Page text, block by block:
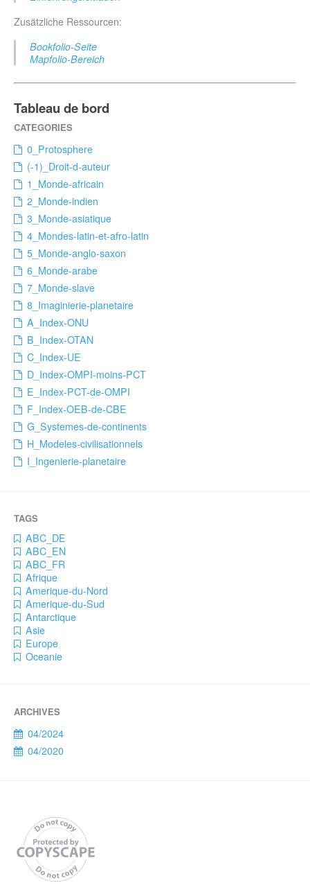
Zusätzliche Ressourcen:
Bookfolio-Seite
Mapfolio-Bereich
Tableau de bord
0_Protosphere
(-1)_Droit-d-auteur
1_Monde-africain
2_Monde-indien
3_Monde-asiatique
4_Mondes-latin-et-afro-latin
5_Monde-anglo-saxon
6_Monde-arabe
7_Monde-slave
8_Imaginierie-planetaire
A_Index-ONU
B_Index-OTAN
C_Index-UE
D_Index-OMPI-moins-PCT
E_Index-PCT-de-OMPI
F_Index-OEB-de-CBE
G_Systemes-de-continents
H_Modeles-civilisationnels
I_Ingenierie-planetaire
ABC_DE
ABC_EN
ABC_FR
Afrique
Amerique-du-Nord
Amerique-du-Sud
Antarctique
Asie
Europe
Oceanie
04/2024
04/2020